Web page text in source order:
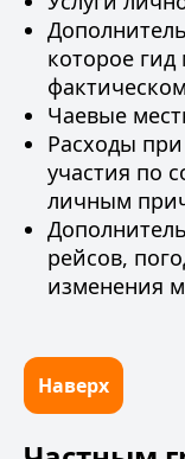
которое
Чаевые
Расходы
участия по
личным
рейсов,
изменения
Наверх